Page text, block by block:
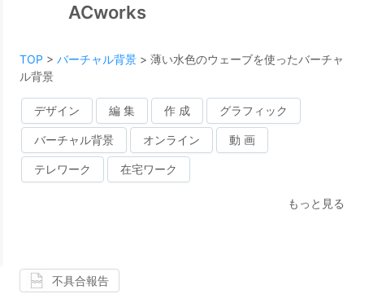
ACworks
TOP > バーチャル背景 > 薄い水色のウェーブを使ったバーチャ
ル背景
デザイン 編 集 作 成 グラフィック
バーチャル背景 オンライン 動 画
テレワーク 在宅ワーク
もっと見る
不具合報告